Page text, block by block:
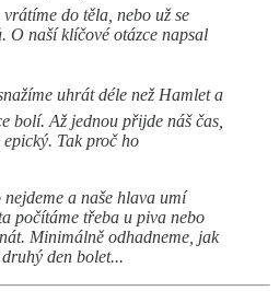
do těla, nebo už se
O naší klíčové otázce napsal
uhrát déle než Hamlet a
bolí. Až jednou přijde náš čas,
Tak proč ho
nejdeme a naše hlava umí
počítáme třeba u piva nebo
Minimálně odhadneme, jak
den bolet...